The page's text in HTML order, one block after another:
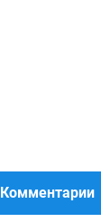
Комментарии